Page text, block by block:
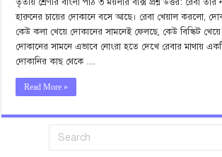
হারুনের চায়ের দোকানে বসে আছে। রেবা খেয়াল করলো,
কেউ কলা খেয়ে দোকানের সামনেই ফেলছে, কেউ বিস্কিট
দোকানের সামনে এভাবে নোংরা হতে দেখে রেবার মাথায়
দোকানির কাছ থেকে …
Read More »